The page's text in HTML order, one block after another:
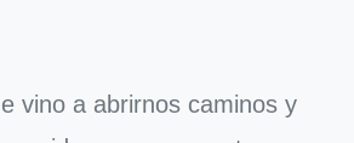
vino a abrirnos caminos y